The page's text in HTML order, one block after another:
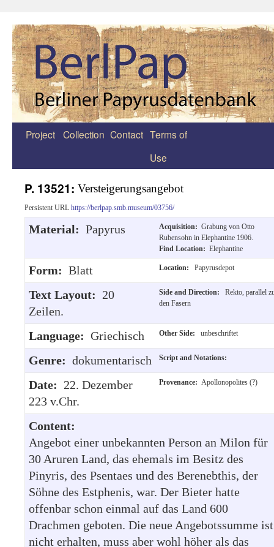
Zum
Project Collection Contact Terms of
Use
P. 13521: Versteigerungsangebot
Persistent URL https://berlpap.smb.museum/03756/
Material: Papyrus Acquisition: Grabung von Otto
Rubensohn in Elephantine 1906.
Find Location: Elephantine
Form: Blatt Location: Papyrusdepot
Text Layout: 20
Zeilen.
Side and Direction:
Rekto, parallel
den Fasern
Language: Griechisch Other Side: unbeschriftet
Genre: dokumentarisch Script and Notations:
Date: 22. Dezember
223 v.Chr.
Provenance: Apollonopolites (?)
Content:
Angebot einer unbekannten Person an Milon für
30 Aruren Land, das ehemals im Besitz des
Pinyris, des Psentaes und des Berenebthis, der
Söhne des Estphenis, war. Der Bieter hatte
offenbar schon einmal auf das Land 600
Drachmen geboten. Die neue Angebotssumme ist
nicht erhalten, muss aber wohl höher als das